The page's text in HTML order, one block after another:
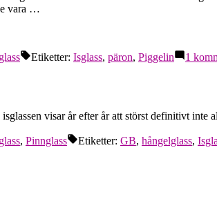
vara …
Etiketter: Isglass, päron, Piggelin 1
visar år efter år att störst definitivt inte
, Pinnglass Etiketter: GB, hångelglass,